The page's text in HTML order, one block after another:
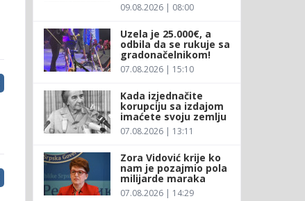
09.08.2026 | 08:00
Uzela je 25.000€, a
odbila da se rukuje sa
gradonačelnikom!
07.08.2026 | 15:10
Kada izjednačite
korupciju sa izdajom
imaćete svoju zemlju
07.08.2026 | 13:11
Zora Vidović krije ko
nam je pozajmio pola
milijarde maraka
07.08.2026 | 14:29